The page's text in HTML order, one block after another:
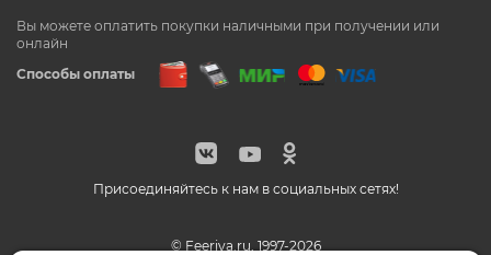
Присоединяйтесь к нам в социальных сетях!
© Feeriya.ru, 1997-2026
Способы оплаты
Вы можете оплатить покупки наличными при получении или
онлайн